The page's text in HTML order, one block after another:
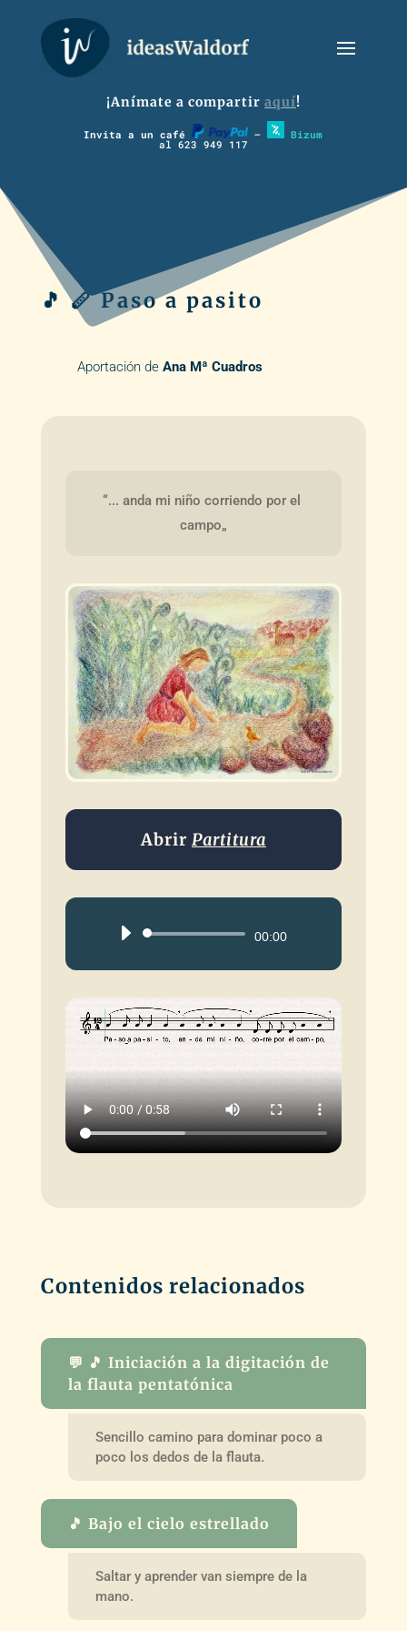
¡Anímate a compartir aquí!
Invita a un café – Bizum
al 623 949 117
🎵 🪈 Paso a pasito
Aportación de Ana Mª Cuadros
“... anda mi niño corriendo por el
campo„
Abrir Partitura
Reproductor00:00
Contenidos relacionados
💬 🎵 Iniciación a la digitación de
la flauta pentatónica
Sencillo camino para dominar poco a
poco los dedos de la flauta.
🎵 Bajo el cielo estrellado
Saltar y aprender van siempre de la
mano.